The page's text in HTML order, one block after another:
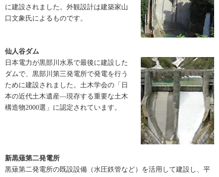
に建設されました。外観設計は建築家山
口文象氏によるものです。
仙人谷ダム
日本電力が黒部川水系で最後に建設した
ダムで、黒部川第三発電所で発電を行う
ために建設されました。土木学会の「日
本の近代土木遺産―現存する重要な土木
構造物2000選」に認定されています。
新黒薙第二発電所
黒薙第二発電所の既設設備（水圧鉄管など）を活用して建設し、平